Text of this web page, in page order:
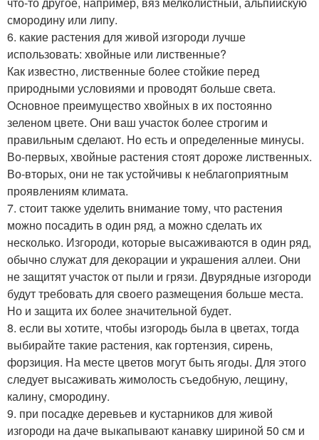
смородину или липу.
6. какие растения для живой изгороди лучше
использовать: хвойные или лиственные?
Как известно, лиственные более стойкие перед
природными условиями и проводят больше света.
Основное преимущество хвойных в их постоянно
зеленом цвете. Они ваш участок более строгим и
правильным сделают. Но есть и определенные минусы.
Во-первых, хвойные растения стоят дороже лиственных.
Во-вторых, они не так устойчивы к неблагоприятным
проявлениям климата.
7. стоит также уделить внимание тому, что растения
можно посадить в один ряд, а можно сделать их
несколько. Изгороди, которые высаживаются в один ряд,
обычно служат для декорации и украшения аллеи. Они
не защитят участок от пыли и грязи. Двурядные изгороди
будут требовать для своего размещения больше места.
Но и защита их более значительной будет.
8. если вы хотите, чтобы изгородь была в цветах, тогда
выбирайте такие растения, как гортензия, сирень,
форзиция. На месте цветов могут быть ягоды. Для этого
следует высаживать жимолость съедобную, лещину,
калину, смородину.
9. при посадке деревьев и кустарников для живой
изгороди на даче выкапывают канавку шириной 50 см и